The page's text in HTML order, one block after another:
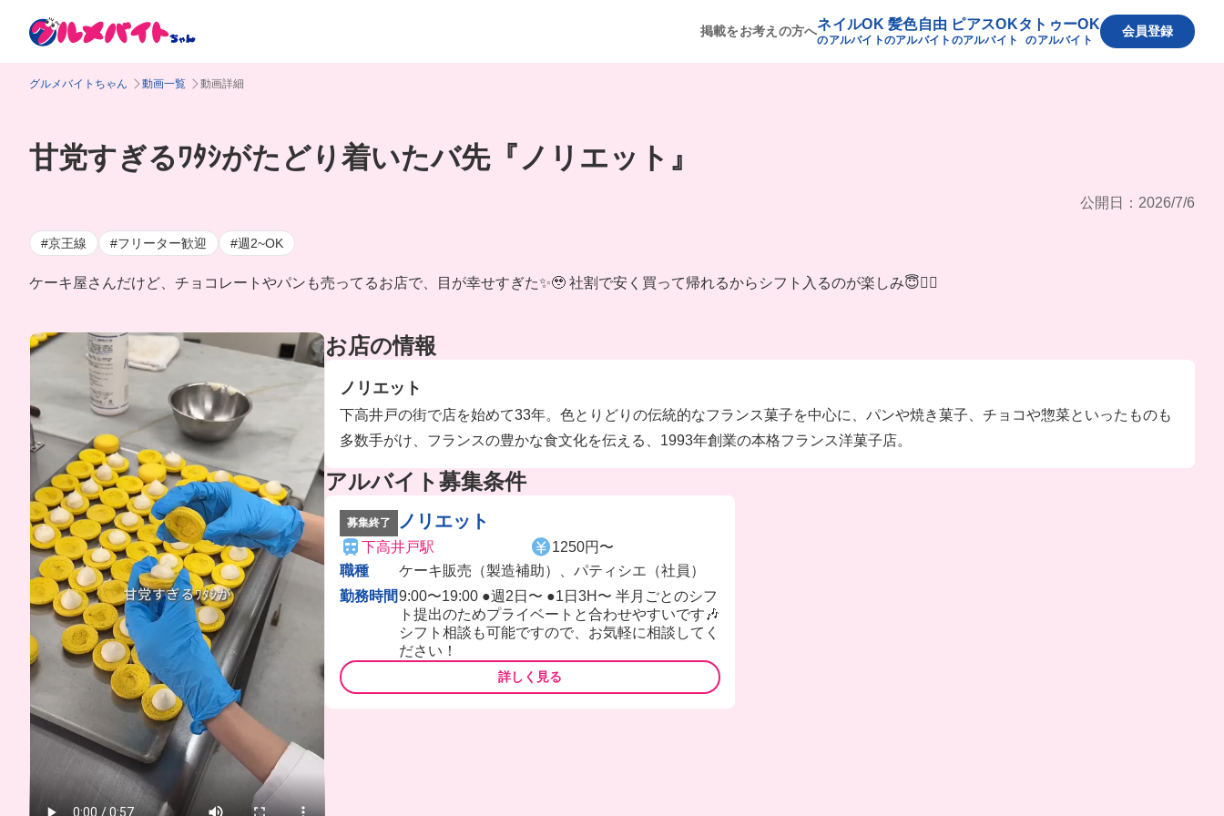
掲載をお考えの方へネイルOK
のアルバイト
髪色自由
のアルバイト
ピアスOK
のアルバイト
タトゥーOK
のアルバイト
会員登録
グルメバイトちゃん 動画一覧 動画詳細
甘党すぎるﾜﾀｼがたどり着いたバ先『ノリエット』
公開日：2026/7/6
#京王線 #フリーター歓迎 #週2~OK
ケーキ屋さんだけど、チョコレートやパンも売ってるお店で、目が幸せすぎた✨🥹 社割で安く買って帰れるからシフト入るのが楽しみ😇❤️‍🔥
お店の情報
ノリエット
下高井戸の街で店を始めて33年。色とりどりの伝統的なフランス菓子を中心に、パンや焼き菓子、チョコや惣菜といったものも
多数手がけ、フランスの豊かな食文化を伝える、1993年創業の本格フランス洋菓子店。
アルバイト募集条件
募集終了 ノリエット
下高井戸駅
1250円〜
職種
ケーキ販売（製造補助）、パティシエ（社員）
勤務時間9:00〜19:00 ●週2日〜 ●1日3H〜 半月ごとのシフ
ト提出のためプライベートと合わせやすいです🎶
シフト相談も可能ですので、お気軽に相談してく
ださい！
詳しく見る